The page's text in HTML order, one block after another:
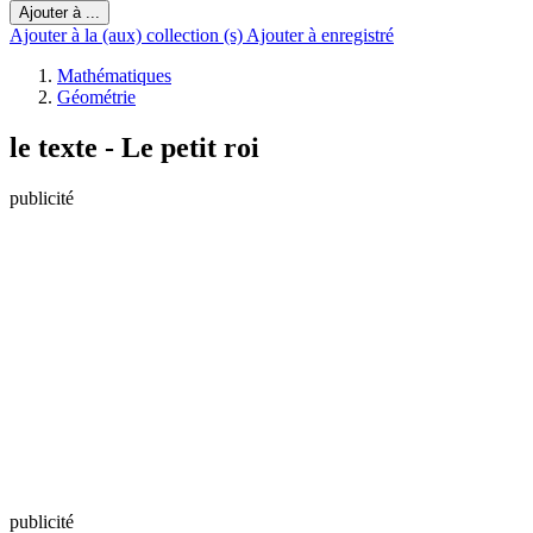
Ajouter à ...
Ajouter à la (aux) collection (s) Ajouter à enregistré
Mathématiques
Géométrie
le texte - Le petit roi
publicité
publicité